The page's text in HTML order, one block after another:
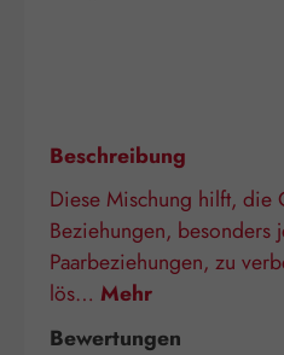
Beschreibung
Diese Mischung hilft, die
Beziehungen, besonders
Paarbeziehungen, zu
lös… Mehr
Bewertungen